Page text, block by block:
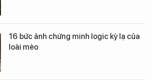
16 bức ảnh chứng minh logic kỳ lạ của
loài mèo